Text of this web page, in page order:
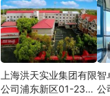
性研究
上海洪天实业集团有限
公司浦东新区01-23地
智
公